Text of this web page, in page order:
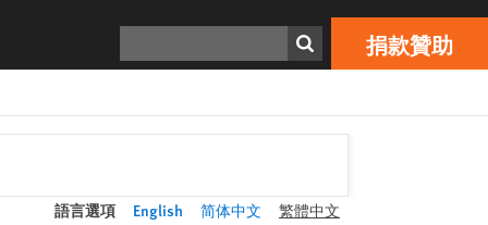
捐款贊助
Print 捐款贊助
語言選項 English 简体中文 繁體中文